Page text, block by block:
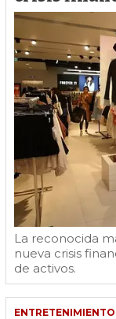
La reconocida
nueva crisis
de activos.